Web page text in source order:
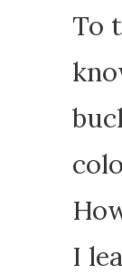
To
I